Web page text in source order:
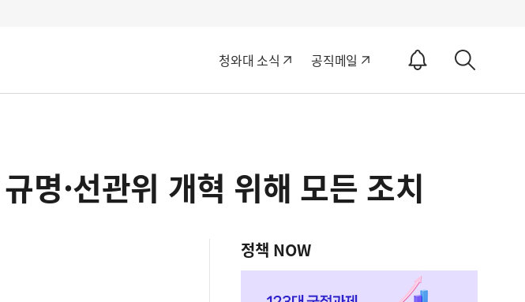
청와대 소식 공직메일
알
ON
세
명·선관위 개혁 위해 모든 조치
정책 NOW